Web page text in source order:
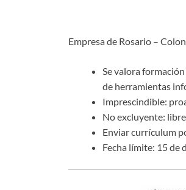
Empresa de Rosario –
Se valora
de herramientas
Imprescindible:
No excluyente:
Enviar currículum
Fecha límite: 15 de